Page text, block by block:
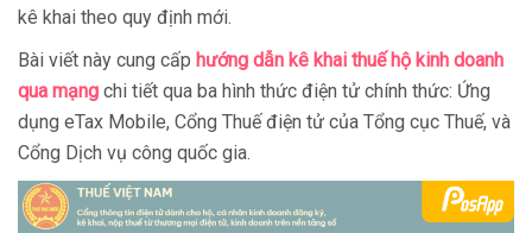
kê khai theo quy định mới.
Bài viết này cung cấp hướng dẫn kê khai thuế hộ kinh doanh
qua mạng chi tiết qua ba hình thức điện tử chính thức: Ứng
dụng eTax Mobile, Cổng Thuế điện tử của Tổng cục Thuế, và
Cổng Dịch vụ công quốc gia.